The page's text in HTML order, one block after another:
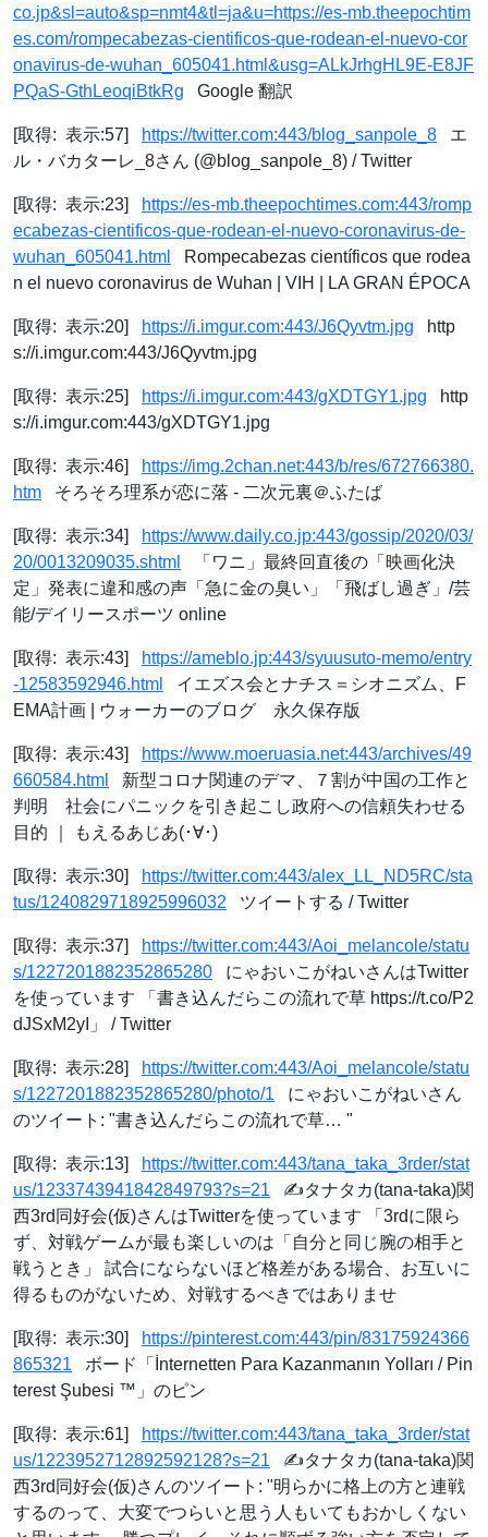
co.jp&sl=auto&sp=nmt4&tl=ja&u=https://es-mb.theepochtim
es.com/rompecabezas-cientificos-que-rodean-el-nuevo-cor
onavirus-de-wuhan_605041.html&usg=ALkJrhgHL9E-E8JF
PQaS-GthLeoqiBtkRg Google 翻訳
[取得: 表示:57] https://twitter.com:443/blog_sanpole_8 エ
ル・バカターレ_8さん (@blog_sanpole_8) / Twitter
[取得: 表示:23]
https://es-mb.theepochtimes.com:443/romp
ecabezas-cientificos-que-rodean-el-nuevo-coronavirus-de-
wuhan_605041.html
Rompecabezas científicos que rodea
n el nuevo coronavirus de Wuhan | VIH | LA GRAN ÉPOCA
[取得: 表示:20] https://i.imgur.com:443/J6Qyvtm.jpg http
s://i.imgur.com:443/J6Qyvtm.jpg
[取得: 表示:25] https://i.imgur.com:443/gXDTGY1.jpg http
s://i.imgur.com:443/gXDTGY1.jpg
[取得: 表示:46]
https://img.2chan.net:443/b/res/672766380.
htm そろそろ理系が恋に落 - 二次元裏＠ふたば
[取得: 表示:34]
https://www.daily.co.jp:443/gossip/2020/03/
20/0013209035.shtml
「ワニ」最終回直後の「映画化決
定」発表に違和感の声「急に金の臭い」「飛ばし過ぎ」/芸
能/デイリースポーツ online
[取得: 表示:43]
https://ameblo.jp:443/syuusuto-memo/entry
-12583592946.html
イエズス会とナチス＝シオニズム、F
EMA計画 | ウォーカーのブログ 永久保存版
[取得: 表示:43]
https://www.moeruasia.net:443/archives/49
660584.html
新型コロナ関連のデマ、７割が中国の工作と
判明 社会にパニックを引き起こし政府への信頼失わせる
目的 ｜ もえるあじあ(･∀･)
[取得: 表示:30]
https://twitter.com:443/alex_LL_ND5RC/sta
tus/1240829718925996032 ツイートする / Twitter
[取得: 表示:37]
https://twitter.com:443/Aoi_melancole/statu
s/1227201882352865280 にゃおいこがねいさんはTwitter
を使っています 「書き込んだらこの流れで草 https://t.co/P2
dJSxM2yI」 / Twitter
[取得: 表示:28]
https://twitter.com:443/Aoi_melancole/statu
s/1227201882352865280/photo/1 にゃおいこがねいさん
のツイート: "書き込んだらこの流れで草… "
[取得: 表示:13]
https://twitter.com:443/tana_taka_3rder/stat
us/1233743941842849793?s=21 ✍️タナタカ(tana-taka)関
西3rd同好会(仮)さんはTwitterを使っています 「3rdに限ら
ず、対戦ゲームが最も楽しいのは「自分と同じ腕の相手と
戦うとき」 試合にならないほど格差がある場合、お互いに
得るものがないため、対戦するべきではありませ
[取得: 表示:30]
https://pinterest.com:443/pin/83175924366
865321 ボード「İnternetten Para Kazanmanın Yolları / Pin
terest Şubesi ™」のピン
[取得: 表示:61]
https://twitter.com:443/tana_taka_3rder/stat
us/1223952712892592128?s=21 ✍️タナタカ(tana-taka)関
西3rd同好会(仮)さんのツイート: "明らかに格上の方と連戦
するのって、大変でつらいと思う人もいてもおかしくない